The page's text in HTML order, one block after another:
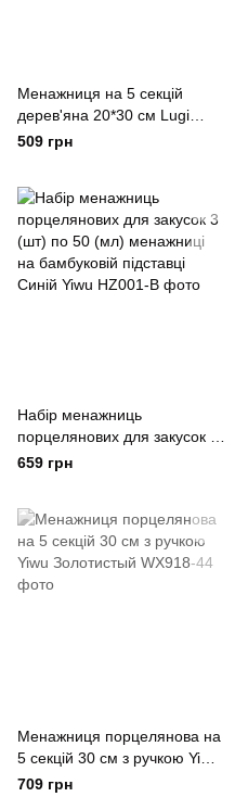
Менажниця на 5 секцій
дерев'яна 20*30 см Lugi
Коричневий
509 грн
Набір менажниць
порцелянових для закусок 3
(шт) по 50 (мл) менажниці
659 грн
Менажниця порцелянова на
5 секцій 30 см з ручкою Yiwu
Золотистый
709 грн